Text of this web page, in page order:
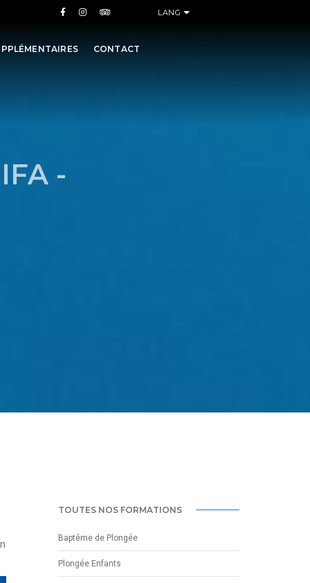
 LANG
CONTACT
-
TOUTES NOS FORMATIONS
Baptême de Plongée
Plongée Enfants